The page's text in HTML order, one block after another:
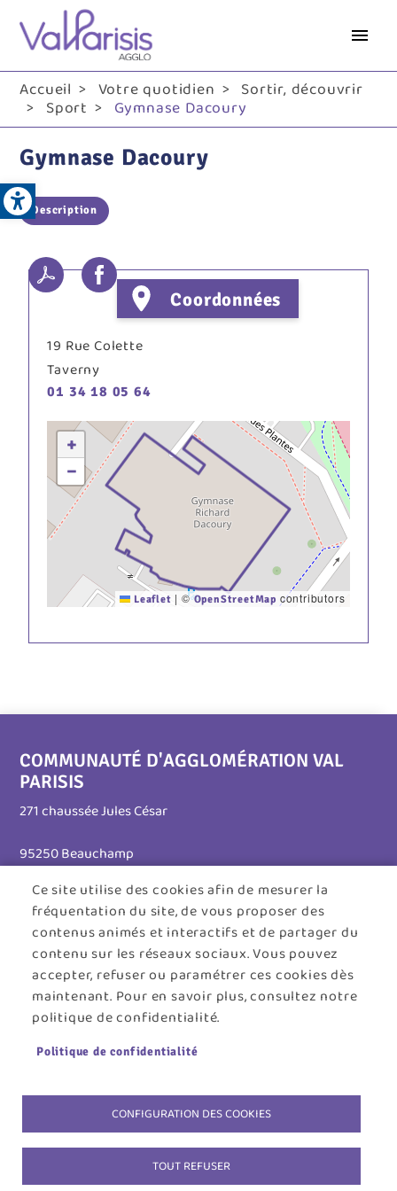
Open toolbar
Accueil Votre quotidien Sortir, découvrir
Sport Gymnase Dacoury
Gymnase Dacoury
Description
Coordonnées
19 Rue Colette
Taverny
01 34 18 05 64
+
−
Leaflet | ©OpenStreetMap contributors
Ce site utilise des cookies afin de mesurer la
fréquentation du site, de vous proposer des
contenus animés et interactifs et de partager du
contenu sur les réseaux sociaux. Vous pouvez
accepter, refuser ou paramétrer ces cookies dès
maintenant. Pour en savoir plus, consultez notre
politique de confidentialité.
Politique de confidentialité
CONFIGURATION DES COOKIES
TOUT REFUSER
COMMUNAUTÉ D'AGGLOMÉRATION VAL
PARISIS
271 chaussée Jules César
95250 Beauchamp
Tél. 01 30 26 39 41
Horaires d'ouverture :
Lundi au jeudi : 8h30 - 12h30 / 13h30 - 17h45
Vendredi : 8h30 - 12h30
Menu
de
ACCUEILPLAN DU SITECONTACT
ACCESSIBILITÉ : NON CONFORMES'IDENTIFIER